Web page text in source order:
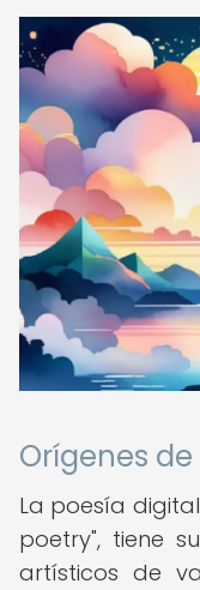
Orígenes
La poesía
poetry", tiene
artísticos de